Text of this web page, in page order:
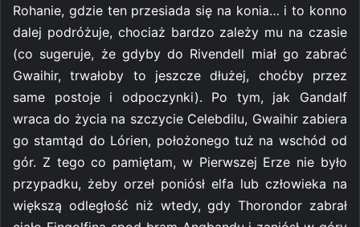
Rohanie, gdzie ten przesiada się na konia… i to konno
dalej podróżuje, chociaż bardzo zależy mu na czasie
(co sugeruje, że gdyby do Rivendell miał go zabrać
Gwaihir, trwałoby to jeszcze dłużej, choćby przez
same postoje i odpoczynki). Po tym, jak Gandalf
wraca do życia na szczycie Celebdilu, Gwaihir zabiera
go stamtąd do Lórien, położonego tuż na wschód od
gór. Z tego co pamiętam, w Pierwszej Erze nie było
przypadku, żeby orzeł poniósł elfa lub człowieka na
większą odległość niż wtedy, gdy Thorondor zabrał